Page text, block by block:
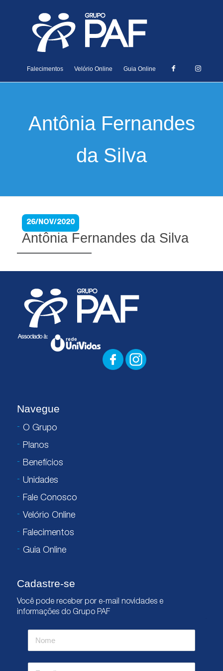
Falecimentos Velório Online Guia Online
Antônia Fernandes
da Silva
26/NOV/2020
Antônia Fernandes da Silva
Navegue
O Grupo
Planos
Benefícios
Unidades
Fale Conosco
Velório Online
Falecimentos
Guia Online
Cadastre-se
Você pode receber por e-mail novidades e
informações do Grupo PAF